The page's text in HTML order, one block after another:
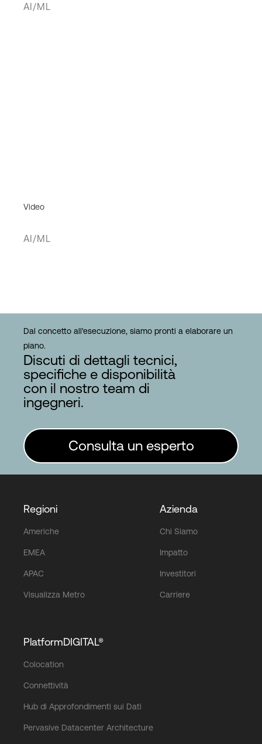
AI/ML
Video
AI/ML
Dal concetto all'esecuzione, siamo pronti a elaborare un
piano.
Discuti di dettagli tecnici,
specifiche e disponibilità
con il nostro team di
ingegneri.
Consulta un esperto
Regioni
Americhe
EMEA
APAC
Visualizza Metro
Azienda
Chi Siamo
Impatto
Investitori
Carriere
PlatformDIGITAL®
Colocation
Connettività
Hub di Approfondimenti sui Dati
Pervasive Datacenter Architecture